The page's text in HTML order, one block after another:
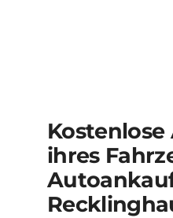
ihres